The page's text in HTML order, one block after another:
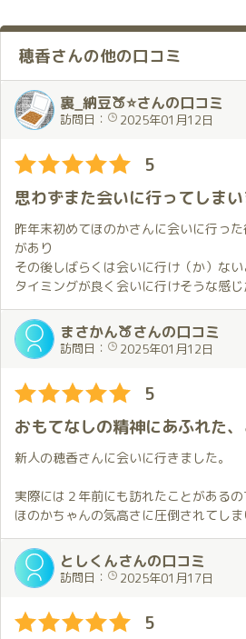
穂香さんの他の口コミ
裏_納豆🍑⭐さんの口コミ
訪問日： 2025年01月12日
5
思わずまた会いに行ってしま
昨年末初めてほのかさんに会いに行っ
があり
その後しばらくは会いに行け（か）ない
タイミングが良く会いに行けそうな感
を入れて
いました。
ほのかさんが移籍された琥珀さんがあ
ので、
今回は往復とも送迎を利用させてもらい
送迎も含め、スタッフさんの応対は素
プレイ内容の詳細については割愛します
ずっと素晴らしかったです。
今回初めて衣装（私服）をリクエスト
らの予想外
の仕掛けに心を撃ち抜かれてしまいまし
その後も「前回と違う事がしたい」とい
応変に対応
していただき、また残り時間が少なか
のわがまま
まさかん🍑さんの口コミ
訪問日： 2025年01月12日
5
新人の穂香さんに会いに行きました。
実際には２年前にも訪れたことがある
ほのかちゃんの気高さに圧倒されてし
的にしか残っていません。
今の自分は成長してるし大丈夫と(自分
勤初日のような緊張感を覚えながらの訪
でも、その心配は全くの杞憂でした。
ほのかちゃんは相変わらず気高く輝いて
としくんさんの口コミ
訪問日： 2025年01月17日
5